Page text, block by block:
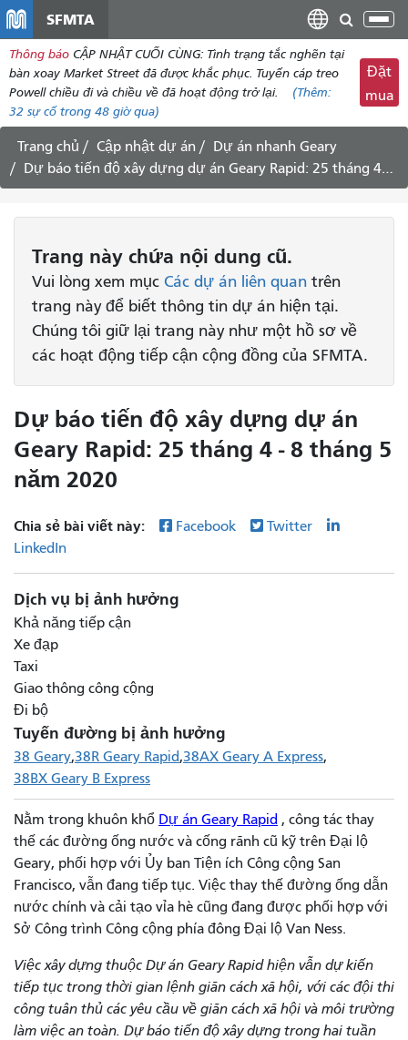
dung
SFMTA
Thông báo CẬP NHẬT CUỐI CÙNG: Tình trạng tắc nghẽn tại
bàn xoay Market Street đã được khắc phục. Tuyến cáp treo
Powell chiều đi và chiều về đã hoạt động trở lại.
(Thêm:
32 sự cố trong 48 giờ qua)
Đặt
mua
Trang chủ Cập nhật dự án
Dự án nhanh Geary
Dự báo tiến độ xây dựng dự án Geary Rapid: 25 tháng 4 - 8 tháng 5 năm 2020
Trang này chứa nội dung cũ.
Vui lòng xem mục Các dự án liên quan trên
trang này để biết thông tin dự án hiện tại.
Chúng tôi giữ lại trang này như một hồ sơ về
các hoạt động tiếp cận cộng đồng của SFMTA.
Dự báo tiến độ xây dựng dự án
Geary Rapid: 25 tháng 4 - 8 tháng 5
năm 2020
Chia sẻ bài viết này: Facebook
Twitter
LinkedIn
Dịch vụ bị ảnh hưởng
Khả năng tiếp cận
Xe đạp
Taxi
Giao thông công cộng
Đi bộ
Tuyến đường bị ảnh hưởng
38 Geary 38R Geary Rapid 38AX Geary A Express
38BX Geary B Express
Nằm trong khuôn khổ Dự án Geary Rapid , công tác thay
thế các đường ống nước và cống rãnh cũ kỹ trên Đại lộ
Geary, phối hợp với Ủy ban Tiện ích Công cộng San
Francisco, vẫn đang tiếp tục. Việc thay thế đường ống dẫn
nước chính và cải tạo vỉa hè cũng đang được phối hợp với
Sở Công trình Công cộng phía đông Đại lộ Van Ness.
Việc xây dựng thuộc Dự án Geary Rapid hiện vẫn dự kiến ​​
tiếp tục trong thời gian lệnh giãn cách xã hội, với các đội thi
công tuân thủ các yêu cầu về giãn cách xã hội và môi trường
làm việc an toàn. Dự báo tiến độ xây dựng trong hai tuần